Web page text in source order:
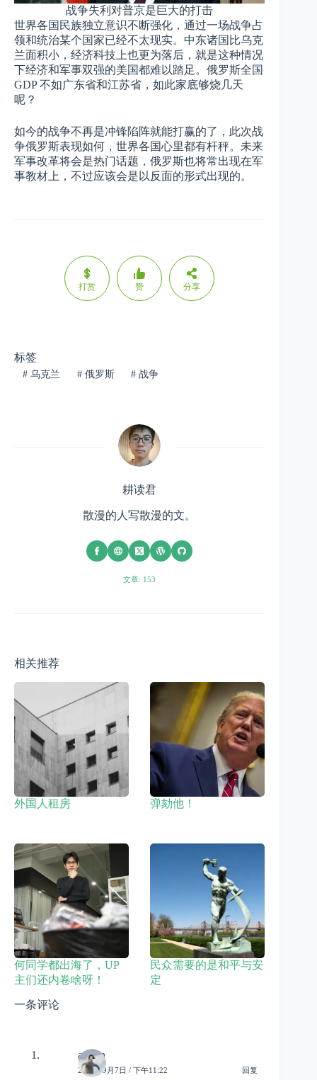
战争失利对普京是巨大的打击
世界各国民族独立意识不断强化，通过一场战争占
领和统治某个国家已经不太现实。中东诸国比乌克
兰面积小，经济科技上也更为落后，就是这种情况
下经济和军事双强的美国都难以踏足。俄罗斯全国
GDP 不如广东省和江苏省，如此家底够烧几天
呢？
如今的战争不再是冲锋陷阵就能打赢的了，此次战
争俄罗斯表现如何，世界各国心里都有杆秤。未来
军事改革将会是热门话题，俄罗斯也将常出现在军
事教材上，不过应该会是以反面的形式出现的。
打赏 赞 分享
标签
#乌克兰 #俄罗斯 # 战争
耕读君
散漫的人写散漫的文。
文章: 153
相关推荐
外国人租房 弹劾他！
何同学都出海了，UP
主们还内卷啥呀！
民众需要的是和平与安
定
一条评论
admin
2022年9月7日 / 下午11:22 回复